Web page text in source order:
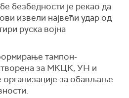
безбедности је рекао да
извели највећи удар од
руска војна
тампон-
за МКЦК, УН и
за обављање